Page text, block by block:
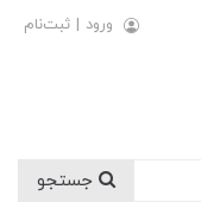
ورود | ثبت‌نام